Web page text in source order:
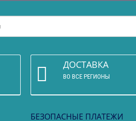
ДОСТАВКА
ВО ВСЕ РЕГИОНЫ
БЕЗОПАСНЫЕ ПЛАТЕЖИ